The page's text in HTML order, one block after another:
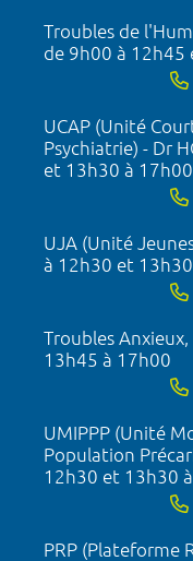
Troubles de
de 9h00 à 12h45
UCAP (Unité
Psychiatrie) - Dr
et 13h30 à 17h00
UJA (Unité
à 12h30 et
Troubles
13h45 à 17h00
UMIPPP (Unité
Population
12h30 et 13h30
PRP (Plateforme